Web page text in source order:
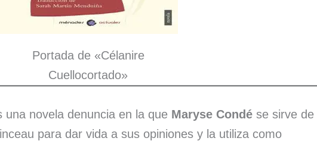
Portada de «Célanire
Cuellocortado»
una novela denuncia en la que Maryse Condé se sirve de
para dar vida a sus opiniones y la utiliza como